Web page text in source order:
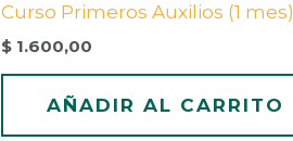
Curso Primeros Auxilios (1 mes)
$ 1.600,00
AÑADIR AL CARRITO